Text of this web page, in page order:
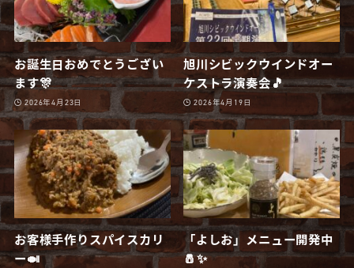
お誕生日おめでとうござい
ます🎊
2026年4月23日
旭川シビックウインドオー
ケストラ演奏会🎵
2026年4月19日
お客様手作りスパイスカリ
ー🍛
「よしお」メニュー開発中
🧂✨